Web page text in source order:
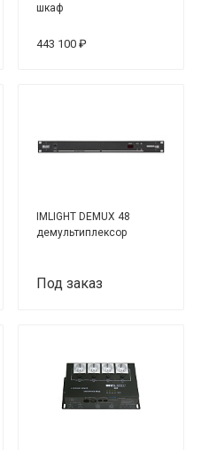
шкаф
443 100 ₽
IMLIGHT DEMUX 48
демультиплексор
Под заказ